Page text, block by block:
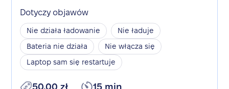
Dotyczy objawów
Nie działa ładowanie
Nie ładuje
Bateria nie działa
Nie włącza się
Laptop sam się restartuje
50,00 zł 15 min